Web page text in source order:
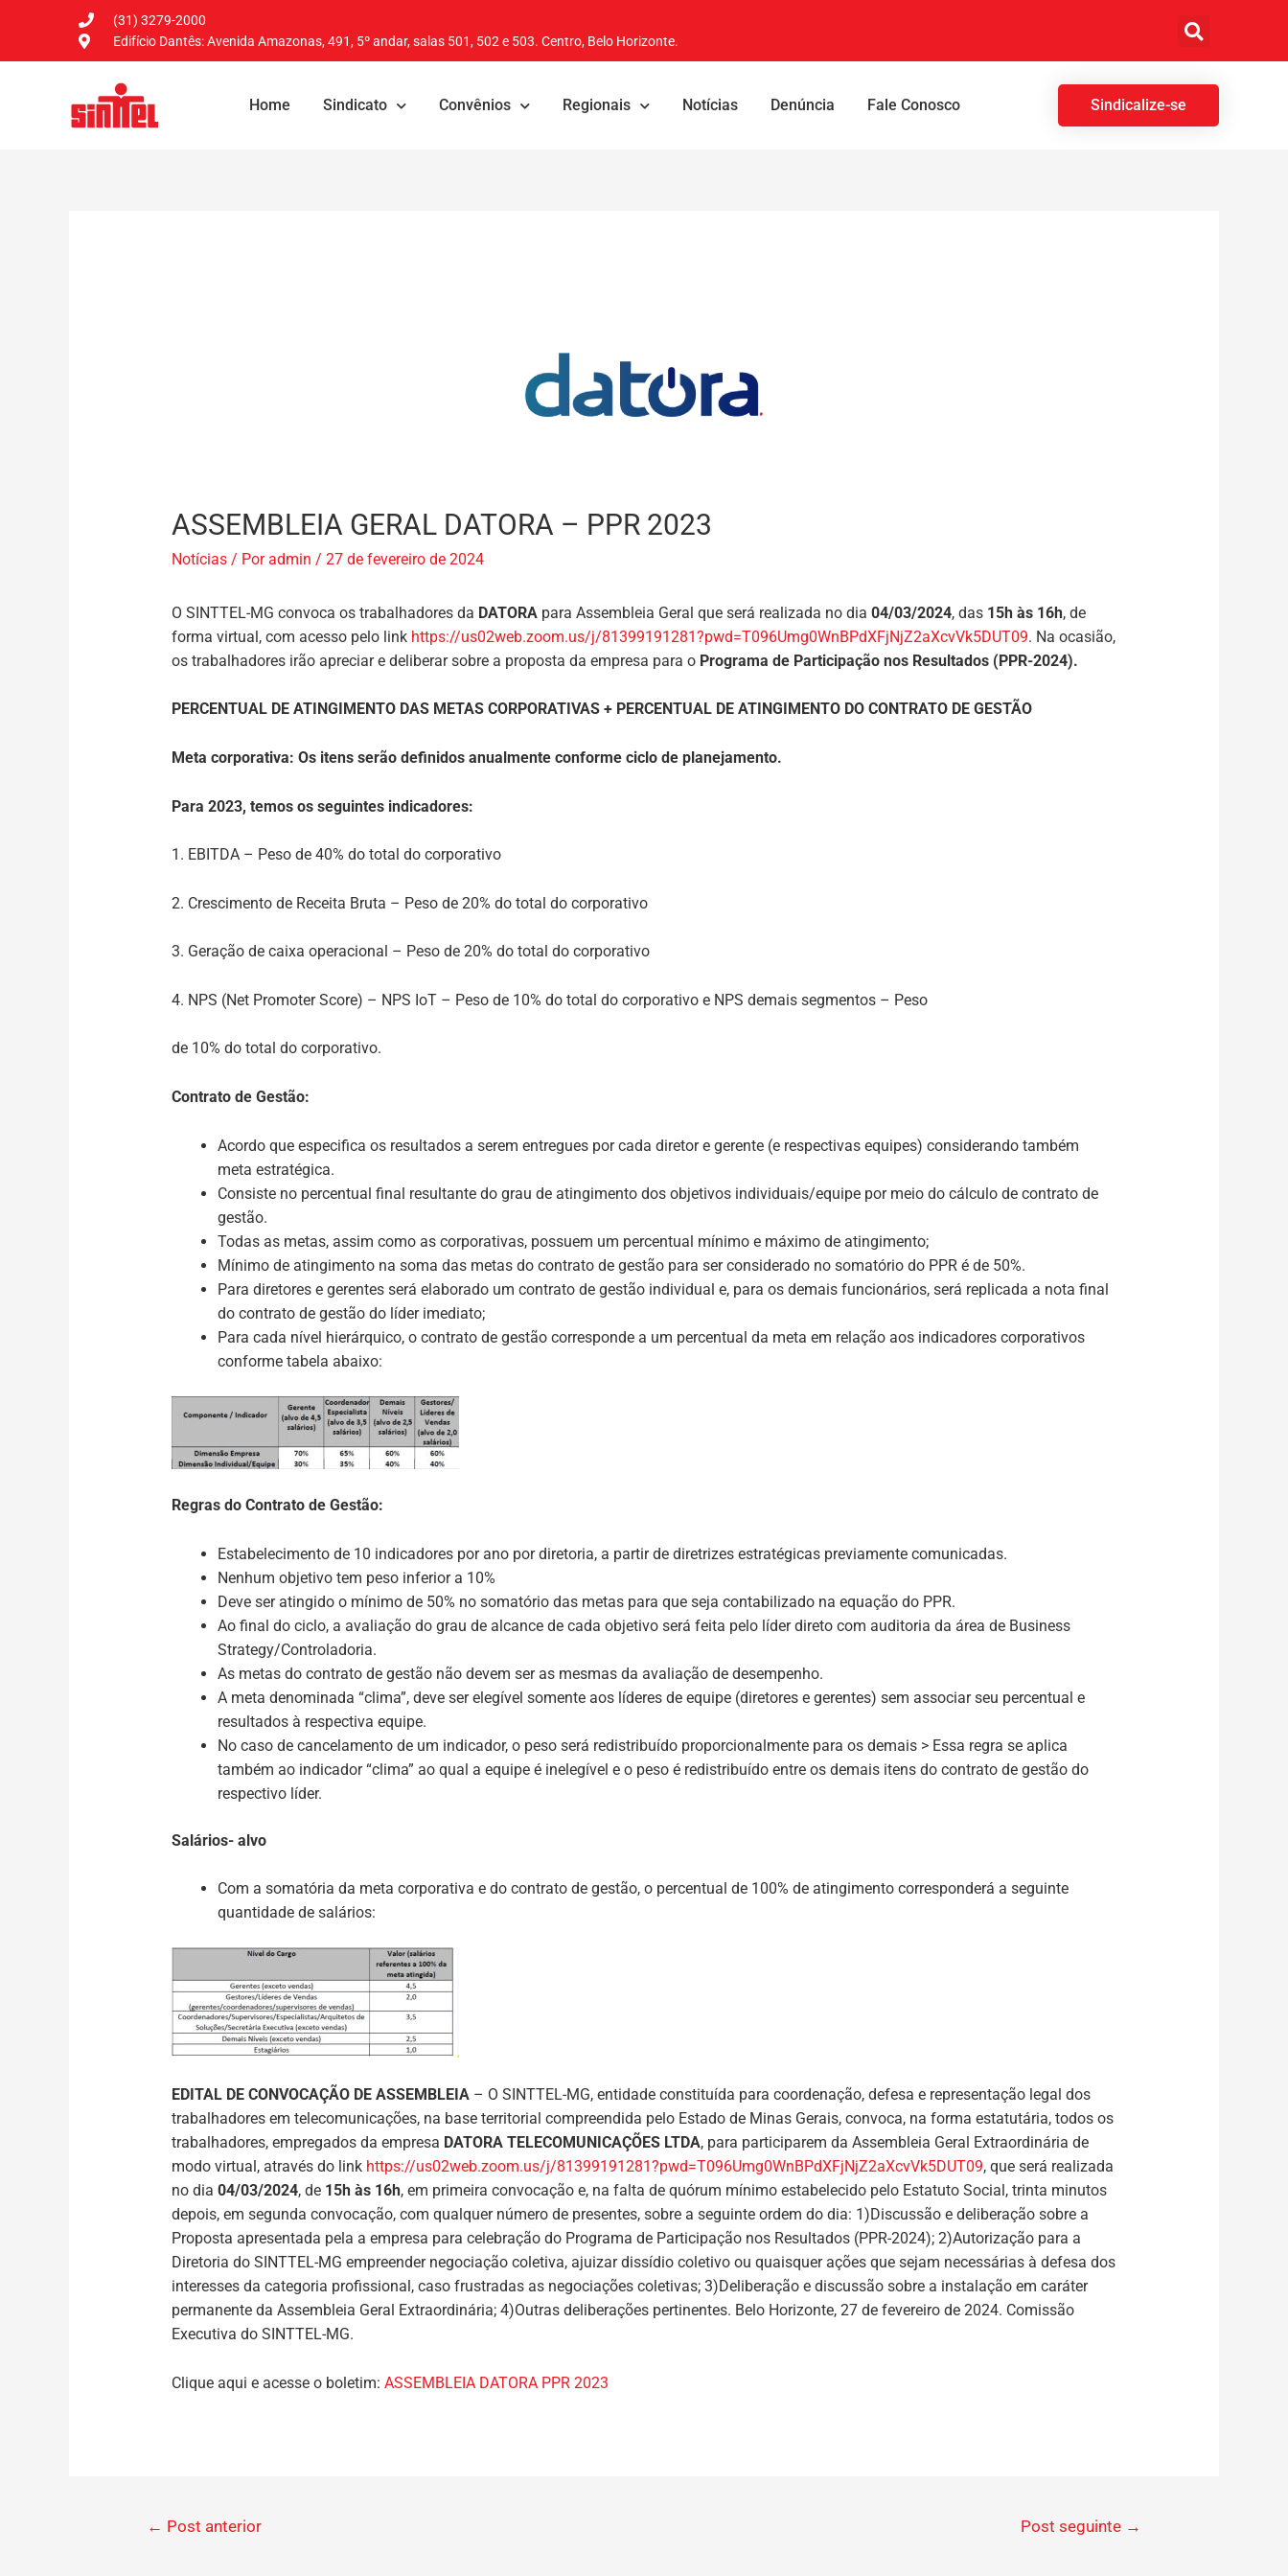
(31) 3279-2000
Edifício Dantês: Avenida Amazonas, 491, 5º andar, salas 501, 502 e 503. Centro, Belo Horizonte.
Home Sindicato Convênios Regionais Notícias Denúncia Fale Conosco Sindicalize-se
ASSEMBLEIA GERAL DATORA – PPR 2023
Notícias/ Poradmin / 27 de fevereiro de 2024
O SINTTEL-MG convoca os trabalhadores da DATORApara Assembleia Geral que será realizada no dia 04/03/2024, das 15h às 16h, de
forma virtual, com acesso pelo link https://us02web.zoom.us/j/81399191281?pwd=T096Umg0WnBPdXFjNjZ2aXcvVk5DUT09. Na ocasião,
os trabalhadores irão apreciar e deliberar sobre a proposta da empresa para o Programa de Participação nos Resultados (PPR-2024).
PERCENTUAL DE ATINGIMENTO DAS METAS CORPORATIVAS + PERCENTUAL DE ATINGIMENTO DO CONTRATO DE GESTÃO
Meta corporativa: Os itens serão definidos anualmente conforme ciclo de planejamento.
Para 2023, temos os seguintes indicadores:
1. EBITDA – Peso de 40% do total do corporativo
2. Crescimento de Receita Bruta – Peso de 20% do total do corporativo
3. Geração de caixa operacional – Peso de 20% do total do corporativo
4. NPS (Net Promoter Score) – NPS IoT – Peso de 10% do total do corporativo e NPS demais segmentos – Peso
de 10% do total do corporativo.
Contrato de Gestão:
Acordo que especifica os resultados a serem entregues por cada diretor e gerente (e respectivas equipes) considerando também
meta estratégica.
Consiste no percentual final resultante do grau de atingimento dos objetivos individuais/equipe por meio do cálculo de contrato de
gestão.
Todas as metas, assim como as corporativas, possuem um percentual mínimo e máximo de atingimento;
Mínimo de atingimento na soma das metas do contrato de gestão para ser considerado no somatório do PPR é de 50%.
Para diretores e gerentes será elaborado um contrato de gestão individual e, para os demais funcionários, será replicada a nota final
do contrato de gestão do líder imediato;
Para cada nível hierárquico, o contrato de gestão corresponde a um percentual da meta em relação aos indicadores corporativos
conforme tabela abaixo:
Regras do Contrato de Gestão:
Estabelecimento de 10 indicadores por ano por diretoria, a partir de diretrizes estratégicas previamente comunicadas.
Nenhum objetivo tem peso inferior a 10%
Deve ser atingido o mínimo de 50% no somatório das metas para que seja contabilizado na equação do PPR.
Ao final do ciclo, a avaliação do grau de alcance de cada objetivo será feita pelo líder direto com auditoria da área de Business
Strategy/Controladoria.
As metas do contrato de gestão não devem ser as mesmas da avaliação de desempenho.
A meta denominada “clima”, deve ser elegível somente aos líderes de equipe (diretores e gerentes) sem associar seu percentual e
resultados à respectiva equipe.
No caso de cancelamento de um indicador, o peso será redistribuído proporcionalmente para os demais > Essa regra se aplica
também ao indicador “clima” ao qual a equipe é inelegível e o peso é redistribuído entre os demais itens do contrato de gestão do
respectivo líder.
Salários- alvo
Com a somatória da meta corporativa e do contrato de gestão, o percentual de 100% de atingimento corresponderá a seguinte
quantidade de salários:
EDITAL DE CONVOCAÇÃO DE ASSEMBLEIA– O SINTTEL-MG, entidade constituída para coordenação, defesa e representação legal dos
trabalhadores em telecomunicações, na base territorial compreendida pelo Estado de Minas Gerais, convoca, na forma estatutária, todos os
trabalhadores, empregados da empresa DATORA TELECOMUNICAÇÕES LTDA, para participarem da Assembleia Geral Extraordinária de
modo virtual, através do link https://us02web.zoom.us/j/81399191281?pwd=T096Umg0WnBPdXFjNjZ2aXcvVk5DUT09, que será realizada
no dia 04/03/2024, de 15h às 16h, em primeira convocação e, na falta de quórum mínimo estabelecido pelo Estatuto Social, trinta minutos
depois, em segunda convocação, com qualquer número de presentes, sobre a seguinte ordem do dia: 1)Discussão e deliberação sobre a
Proposta apresentada pela a empresa para celebração do Programa de Participação nos Resultados (PPR-2024); 2)Autorização para a
Diretoria do SINTTEL-MG empreender negociação coletiva, ajuizar dissídio coletivo ou quaisquer ações que sejam necessárias à defesa dos
interesses da categoria profissional, caso frustradas as negociações coletivas; 3)Deliberação e discussão sobre a instalação em caráter
permanente da Assembleia Geral Extraordinária; 4)Outras deliberações pertinentes. Belo Horizonte, 27 de fevereiro de 2024. Comissão
Executiva do SINTTEL-MG.
Clique aqui e acesse o boletim: ASSEMBLEIA DATORA PPR 2023
← Post anterior Post seguinte →